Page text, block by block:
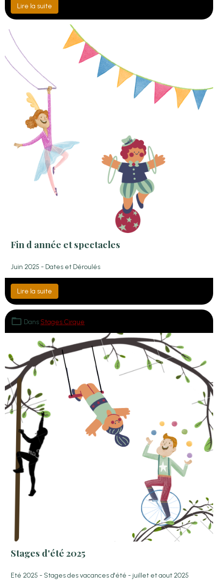
Lire la suite
Fin d année et spectacles
Juin 2025 - Dates et Déroulés
Lire la suite
Dans Stages Cirque
Stages d'été 2025
Eté 2025 - Stages des vacances d'été - juillet et aout 2025